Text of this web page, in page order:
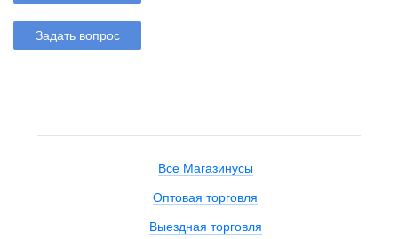
Задать вопрос
Все Магазинусы
Оптовая торговля
Выездная торговля